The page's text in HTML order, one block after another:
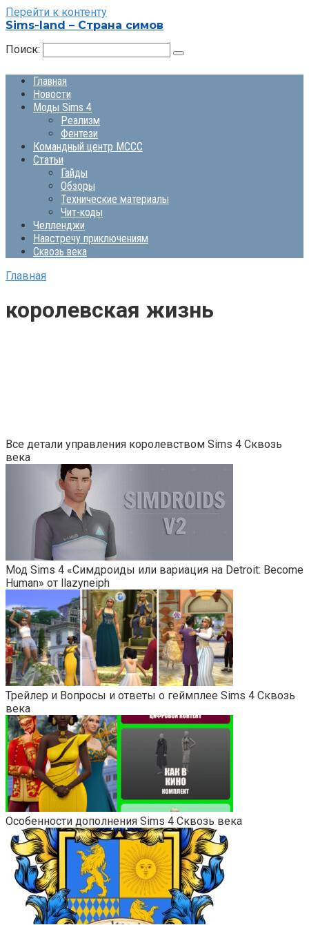
Перейти к контенту
Sims-land – Страна симов
Поиск:
Главная
Новости
Моды Sims 4
Реализм
Фентези
Командный центр MCCC
Статьи
Гайды
Обзоры
Технические материалы
Чит-коды
Челленджи
Навстречу приключениям
Сквозь века
Главная
королевская жизнь
Все детали управления королевством Sims 4 Сквозь
века
Мод Sims 4 «Симдроиды или вариация на Detroit: Become
Human» от llazyneiph
Трейлер и Вопросы и ответы о геймплее Sims 4 Сквозь
века
Особенности дополнения Sims 4 Сквозь века